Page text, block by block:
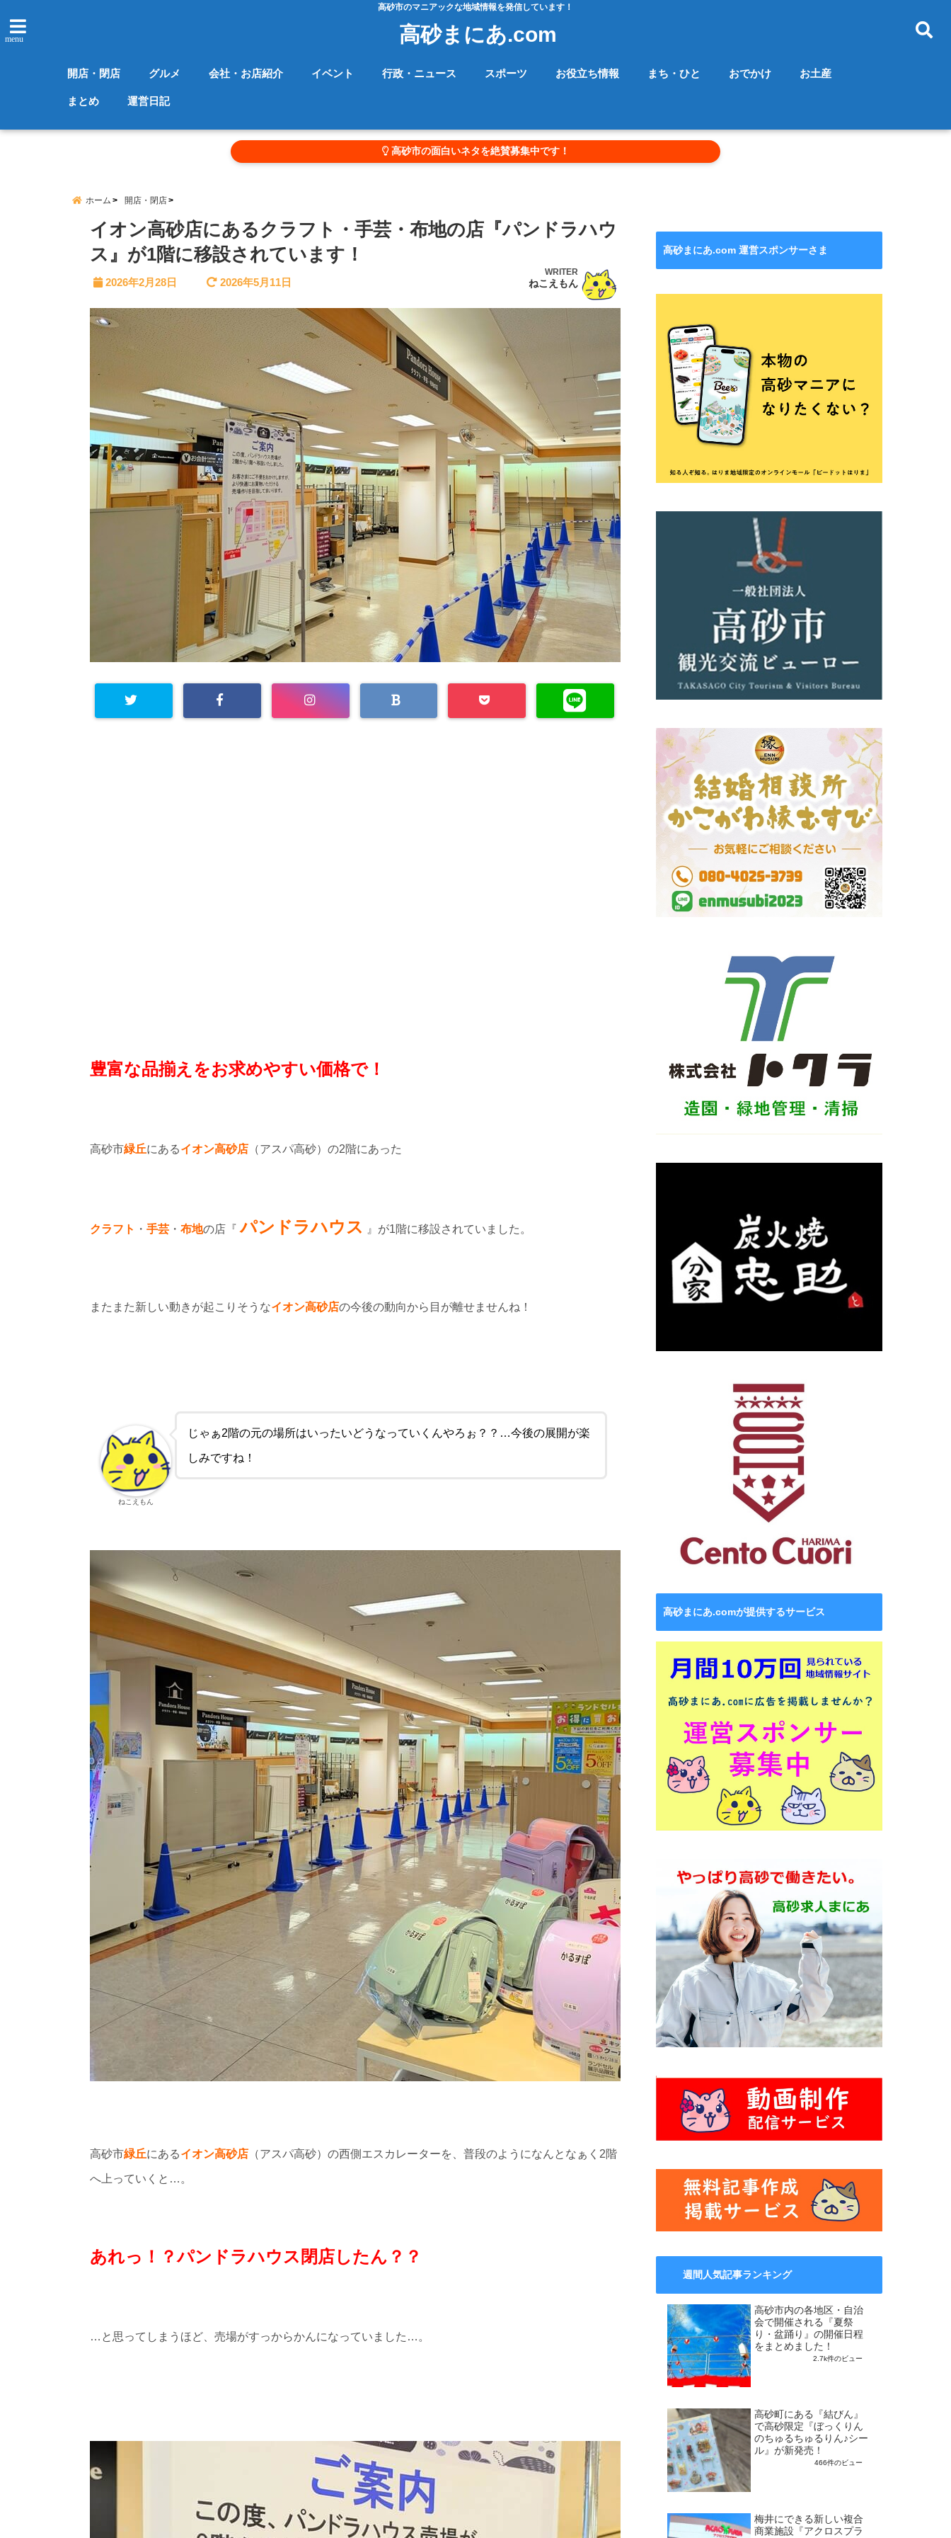
高砂市のマニアックな地域情報を発信しています！
menu 高砂まにあ.com
開店・閉店 グルメ 会社・お店紹介 イベント 行政・ニュース スポーツ お役立ち情報 まち・ひと おでかけ お土産
まとめ 運営日記
高砂市の面白いネタを絶賛募集中です！
ホーム 開店・閉店
イオン高砂店にあるクラフト・手芸・布地の店『パンドラハウ
ス』が1階に移設されています！
2026年2月28日 2026年5月11日
WRITER
ねこえもん
豊富な品揃えをお求めやすい価格で！
高砂市緑丘にあるイオン高砂店 （アスパ高砂）の2階にあった
クラフト ・ 手芸 ・ 布地の店『パンドラハウス 』が1階に移設されていました。
またまた新しい動きが起こりそうなイオン高砂店の今後の動向から目が離せませんね！
じゃぁ2階の元の場所はいったいどうなっていくんやろぉ？？…今後の展開が楽
しみですね！
ねこえもん
高砂市緑丘にあるイオン高砂店 （アスパ高砂）の西側エスカレーターを、普段のようになんとなぁく2階
へ上っていくと…。
あれっ！？パンドラハウス閉店したん？？
…と思ってしまうほど、売場がすっからかんになっていました…。
高砂まにあ.com 運営スポンサーさま
高砂まにあ.comが提供するサービス
週間人気記事ランキング
高砂市内の各地区・自治
会で開催される『夏祭
り・盆踊り』の開催日程
をまとめました！
2.7k件のビュー
高砂町にある『結びん』
で高砂限定『ぼっくりん
のちゅるちゅるりん♪シー
ル』が新発売！
466件のビュー
梅井にできる新しい複合
商業施設『アクロスプラ